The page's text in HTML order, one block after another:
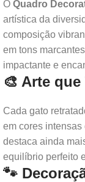
O Quadro
artística da
composição
em tons
impactante e
🎨 Arte
Cada gato
em cores intensas
destaca ainda
equilíbrio perfeito
🐾